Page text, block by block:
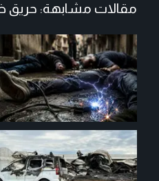
مقالات مشابهة: حريق